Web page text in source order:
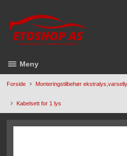
til
innholdet
Meny
Forside Monteringstilbehør
Kabelsett for 1 lys